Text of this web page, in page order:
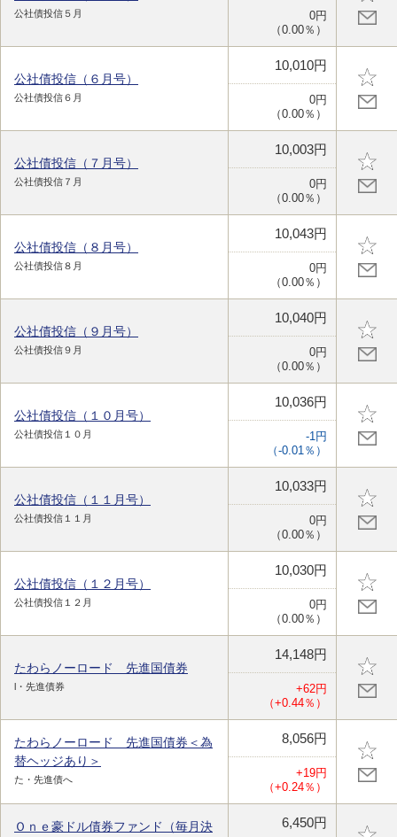
公社債投信５月
0円
（0.00％）
公社債投信（６月号）
公社債投信６月
10,010円
0円
（0.00％）
公社債投信（７月号）
公社債投信７月
10,003円
0円
（0.00％）
公社債投信（８月号）
公社債投信８月
10,043円
0円
（0.00％）
公社債投信（９月号）
公社債投信９月
10,040円
0円
（0.00％）
公社債投信（１０月号）
公社債投信１０月
10,036円
-1円
（-0.01％）
公社債投信（１１月号）
公社債投信１１月
10,033円
0円
（0.00％）
公社債投信（１２月号）
公社債投信１２月
10,030円
0円
（0.00％）
たわらノーロード 先進国債券
l・先進債券
14,148円
+62円
（+0.44％）
たわらノーロード 先進国債券＜為
替ヘッジあり＞
た・先進債へ
8,056円
+19円
（+0.24％）
Ｏｎｅ豪ドル債券ファンド（毎月決
6,450円